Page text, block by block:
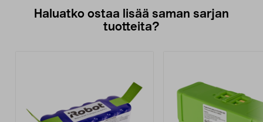
Haluatko ostaa lisää saman sarjan
tuotteita?